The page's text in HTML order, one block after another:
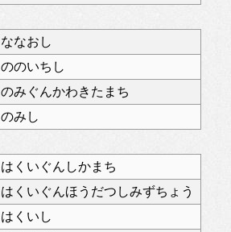
ななおし
ののいちし
のみぐんかわきたまち
のみし
はくいぐんしかまち
はくいぐんほうだつしみずちょう
はくいし